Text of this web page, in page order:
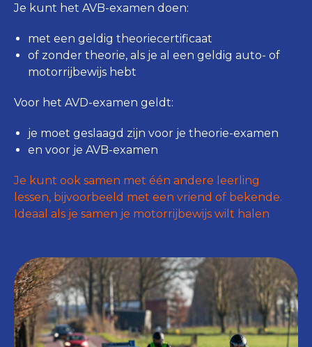
Je kunt het AVB-examen doen:
met een geldig theoriecertificaat
of zonder theorie, als je al een geldig auto- of
motorrijbewijs hebt
Voor het AVD-examen geldt:
je moet geslaagd zijn voor je theorie-examen
en voor je AVB-examen
Je kunt ook samen met één andere leerling
lessen, bijvoorbeeld met een vriend of bekende.
Ideaal als je samen je motorrijbewijs wilt halen